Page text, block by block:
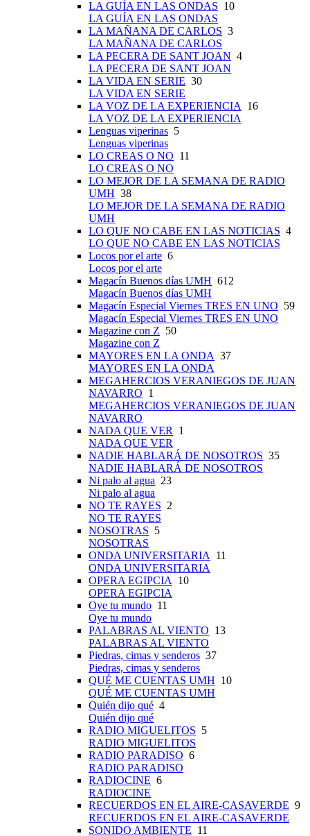
LA GUÍA EN LAS ONDAS 10
LA GUÍA EN LAS ONDAS
LA MAÑANA DE CARLOS 3
LA MAÑANA DE CARLOS
LA PECERA DE SANT JOAN 4
LA PECERA DE SANT JOAN
LA VIDA EN SERIE 30
LA VIDA EN SERIE
LA VOZ DE LA EXPERIENCIA
16
LA VOZ DE LA EXPERIENCIA
Lenguas viperinas 5
Lenguas viperinas
LO CREAS O NO 11
LO CREAS O NO
LO MEJOR DE LA SEMANA DE RADIO
UMH 38
LO MEJOR DE LA SEMANA DE RADIO
UMH
LO QUE NO CABE EN LAS NOTICIAS 4
LO QUE NO CABE EN LAS NOTICIAS
Locos por el arte 6
Locos por el arte
Magacín Buenos días UMH 612
Magacín Buenos días UMH
Magacín Especial Viernes TRES EN UNO 59
Magacín Especial Viernes TRES EN UNO
Magazine con Z 50
Magazine con Z
MAYORES EN LA ONDA 37
MAYORES EN LA ONDA
MEGAHERCIOS VERANIEGOS DE JUAN
NAVARRO 1
MEGAHERCIOS VERANIEGOS DE JUAN
NAVARRO
NADA QUE VER
1
NADA QUE VER
NADIE HABLARÁ DE NOSOTROS 35
NADIE HABLARÁ DE NOSOTROS
Ni palo al agua 23
Ni palo al agua
NO TE RAYES 2
NO TE RAYES
NOSOTRAS 5
NOSOTRAS
ONDA UNIVERSITARIA
11
ONDA UNIVERSITARIA
OPERA EGIPCIA
10
OPERA EGIPCIA
Oye tu mundo 11
Oye tu mundo
PALABRAS AL VIENTO 13
PALABRAS AL VIENTO
Piedras, cimas y senderos 37
Piedras, cimas y senderos
QUÉ ME CUENTAS UMH 10
QUÉ ME CUENTAS UMH
Quién dijo qué 4
Quién dijo qué
RADIO MIGUELITOS 5
RADIO MIGUELITOS
RADIO PARADISO 6
RADIO PARADISO
RADIOCINE 6
RADIOCINE
RECUERDOS EN EL AIRE-CASAVERDE 9
RECUERDOS EN EL AIRE-CASAVERDE
SONIDO AMBIENTE 11